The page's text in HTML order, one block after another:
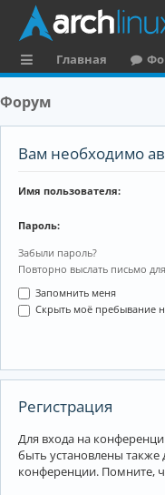
ы
и
Главная
Форум
Вам необходимо
Имя пользователя:
Пароль:
Забыли пароль?
Повторно выслать письмо
Запомнить меня
Скрыть моё пребывание
Регистрация
Для входа на
быть установлены также
конференции. Помните,